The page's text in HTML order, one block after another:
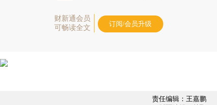
财新通会员
可畅读全文
订阅/会员升级
责任编辑：王嘉鹏